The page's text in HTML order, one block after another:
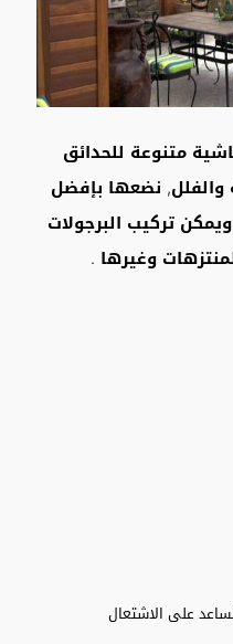
متنوعة للحدائق
والفلل, نضعها بإفضل
تركيب البرجولات
وغيرها .
على الاشتعال